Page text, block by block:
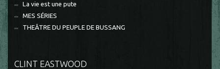
La vie est une pute
MES SÉRIES
THEÂTRE DU PEUPLE DE BUSSANG
CLINT EASTWOOD